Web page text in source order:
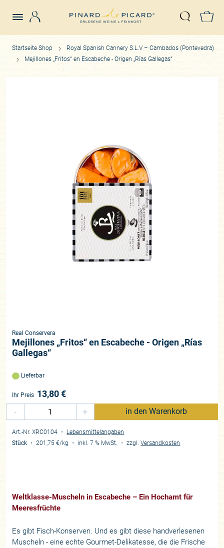
Suche
Startseite Shop
Royal Spanish Cannery S.L.V – Cambados (Pontevedra)
Mejillones „Fritos“ en Escabeche - Origen „Rías Gallegas“
Real Conservera
Mejillones „Fritos“ en Escabeche - Origen „Rías
Gallegas“
Lieferbar
Ihr Preis 13,80€
-
+ in den Warenkorb
Art.-Nr. XRC0104 ・ Lebensmittelangaben
Stück ・201,75 €/kg ・ inkl. 7 % MwSt. ・zzgl.Versandkosten
Weltklasse-Muscheln in Escabeche – Ein Hochamt für
Meeresfrüchte
Es gibt Fisch-Konserven. Und es gibt diese handverlesenen
Muscheln - eine echte Gourmet-Delikatesse, die die Frische